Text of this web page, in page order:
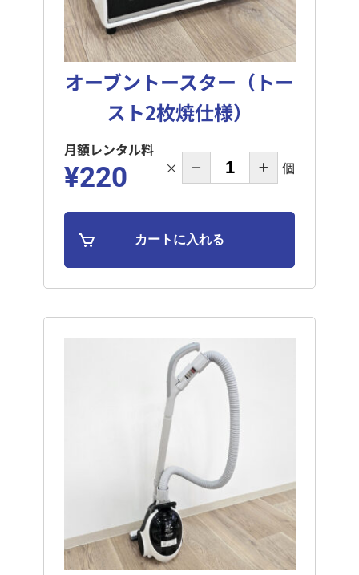
オーブントースター（トー
スト2枚焼仕様）
月額レンタル料
¥220 × 個